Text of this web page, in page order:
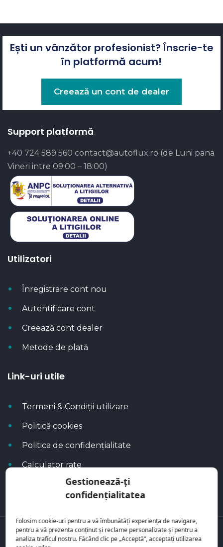
Gestionează-ți
confidențialitatea
Folosim cookie-uri pentru a vă îmbunătăți experiența de navigare,
pentru a vă prezenta conținut și reclame personalizate și pentru a
analiza traficul nostru. Făcând clic pe „Acceptă”, acceptați utilizarea
Ești un vânzător profesionist? Înscrie-te
în platformă acum!
Creează un cont de dealer
Support platformă
+40 724 589 560 contact@autoflux.ro (de Luni pana
Vineri intre 09:00 – 18:00)
Utilizatori
Înregistrare cont nou
Autentificare cont
Creează cont dealer
Metode de plată
Link-uri utile
Termeni & Condiții utilizare
Politică cookies
Politica de confidențialitate
Calculator rate
Blog Autoflux
Toate mașinile se regăsesc peAutoFlux